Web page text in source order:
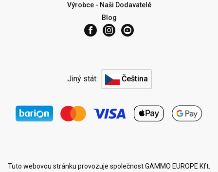
Výrobce - Naši Dodavatelé
Blog
Jiný stát: Čeština
Tuto webovou stránku provozuje společnost GAMMO EUROPE Kft.